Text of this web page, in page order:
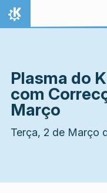
Ir para o conteúdo
Início
Plasma do
com
Março
Terça, 2 de Março